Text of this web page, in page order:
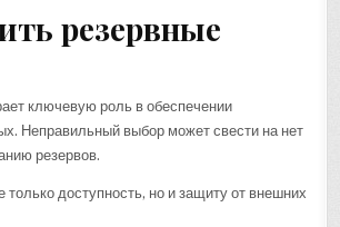
резервные
ключевую роль в обеспечении
Неправильный выбор может свести на нет
резервов.
только доступность, но и защиту от внешних